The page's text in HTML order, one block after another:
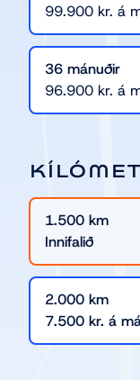
99.900 kr. á
36 mánuðir
96.900 kr. á
1.500 km
Innifalið
2.000 km
7.500 kr. á